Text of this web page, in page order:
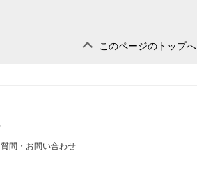
このページのトップへ
問・お問い合わせ